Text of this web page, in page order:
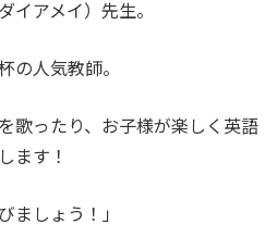
イアメイ）先生。
の人気教師。
歌ったり、お子様が楽しく英語
ます！
ましょう！」